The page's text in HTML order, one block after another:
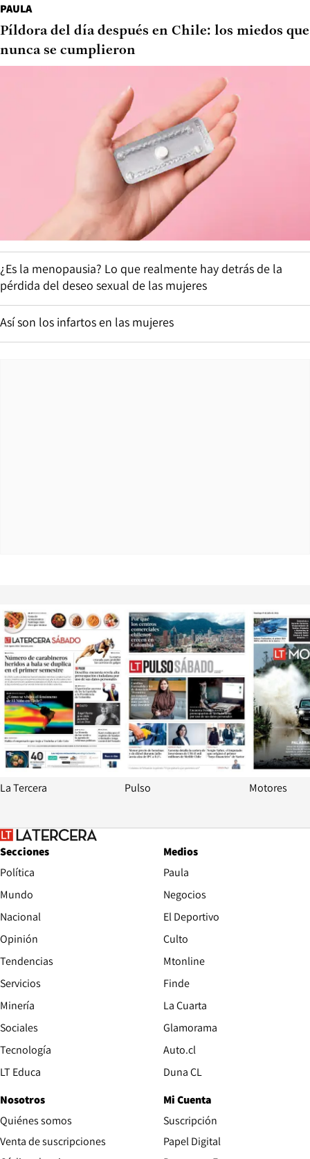
PAULA
Píldora del día después en Chile: los miedos que
nunca se cumplieron
¿Es la menopausia? Lo que realmente hay detrás de la
pérdida del deseo sexual de las mujeres
Así son los infartos en las mujeres
Opens in new window
La Tercera
Opens in
Pulso Motores
Secciones
Política
Mundo
Nacional
Opinión
Tendencias
Servicios
Minería
Sociales
Tecnología
LT Educa
Medios
Paula
Negocios
El Deportivo
Culto
Mtonline
Finde
La Cuarta
Glamorama
Auto.cl
Duna CL
Nosotros
Quiénes somos
Venta de suscripciones
Mi Cuenta
Suscripción
Papel Digital